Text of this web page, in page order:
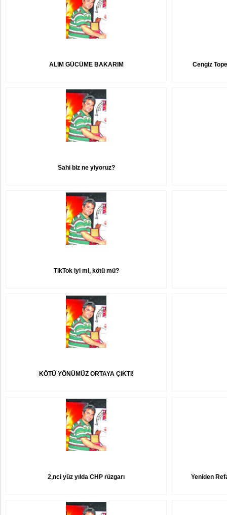
ALIM GÜCÜME BAKARIM Cengiz
Sahi biz ne yiyoruz?
TikTok iyi mi, kötü mü?
KÖTÜ YÖNÜMÜZ ORTAYA ÇIKTI!
2,nci yüz yılda CHP rüzgarı Yeniden